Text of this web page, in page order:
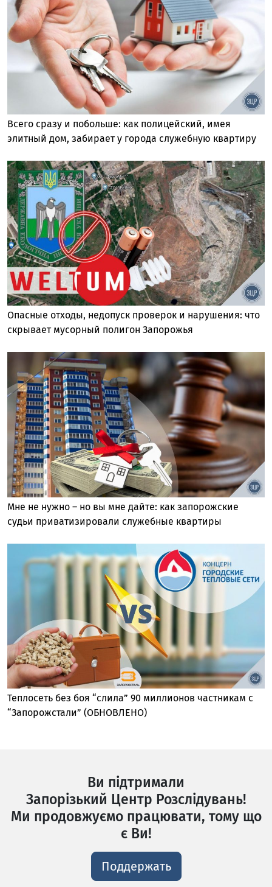
Всего сразу и побольше: как полицейский, имея
элитный дом, забирает у города служебную квартиру
Опасные отходы, недопуск проверок и нарушения: что
скрывает мусорный полигон Запорожья
Мне не нужно – но вы мне дайте: как запорожские
судьи приватизировали служебные квартиры
Теплосеть без боя “слила” 90 миллионов частникам с
“Запорожстали” (ОБНОВЛЕНО)
Ви підтримали
Запорізький Центр Розслідувань!
Ми продовжуємо працювати, тому що
є Ви!
Поддержать